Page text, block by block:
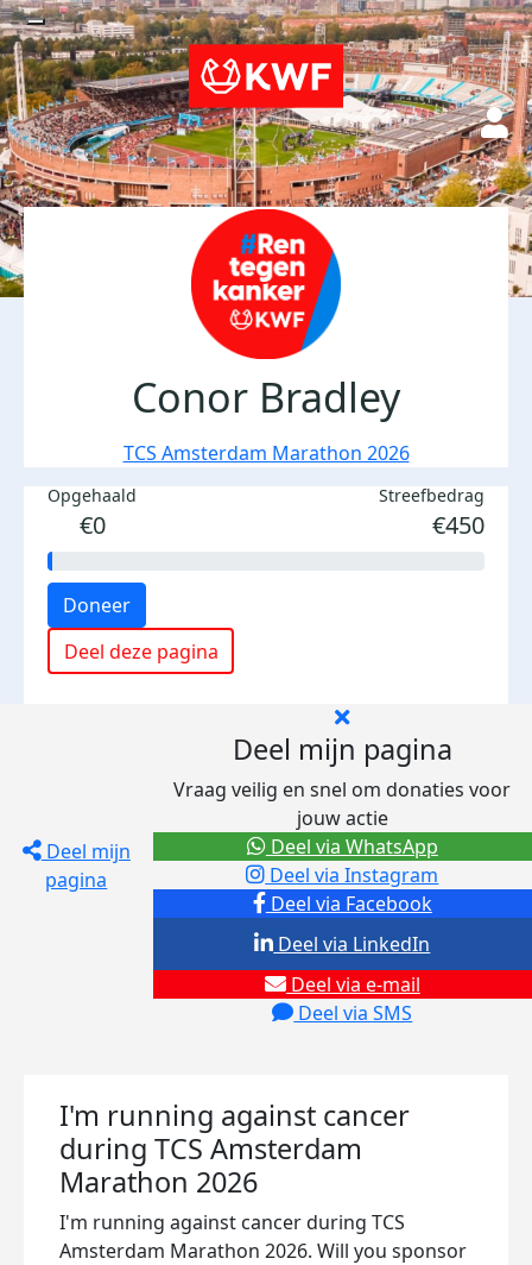
Conor Bradley
TCS Amsterdam Marathon 2026
Opgehaald
€0
Streefbedrag
€450
Doneer
Deel deze pagina
Deel mijn
pagina
Deel mijn pagina
Vraag veilig en snel om donaties voor
jouw actie
Deel via Facebook
Deel via Instagram
Deel via e-mail
Deel via SMS
Deel via LinkedIn
Deel via WhatsApp
I'm running against cancer
during TCS Amsterdam
Marathon 2026
I'm running against cancer during TCS
Amsterdam Marathon 2026. Will you sponsor